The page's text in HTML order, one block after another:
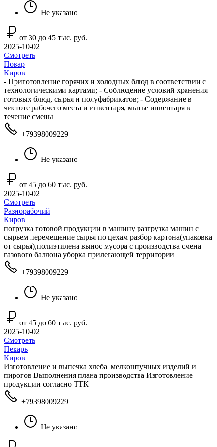
Не указано
от 30 до 45 тыс. руб.
2025-10-02
Смотреть
Повар
Киров
- Приготовление горячих и холодных блюд в соответствии с
технологическими картами; - Соблюдение условий хранения
готовых блюд, сырья и полуфабрикатов; - Cодержание в
чистоте рабочего места и инвентаря, мытье инвентаря в
течение смены
+79398009229
Не указано
от 45 до 60 тыс. руб.
2025-10-02
Смотреть
Разнорабочий
Киров
погрузка готовой продукции в машину разгрузка машин с
сырьем перемещение сырья по цехам разбор картона(упаковка
от сырья),полиэтилена вынос мусора с производства смена
газового баллона уборка прилегающей территории
+79398009229
Не указано
от 45 до 60 тыс. руб.
2025-10-02
Смотреть
Пекарь
Киров
Изготовление и выпечка хлеба, мелкоштучных изделий и
пирогов Выполнения плана производства Изготовление
продукции согласно ТТК
+79398009229
Не указано